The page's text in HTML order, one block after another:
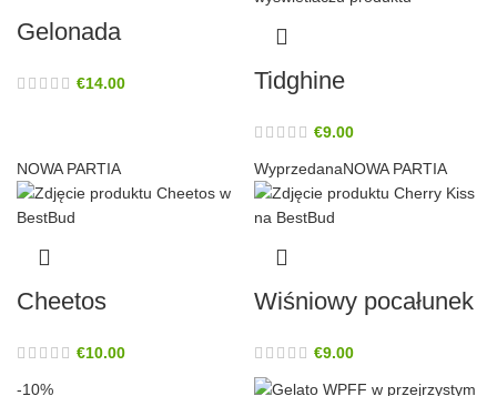
Gelonada
€14.00 Tidghine
€9.00
NOWA PARTIA
Cheetos
€10.00
WyprzedanaNOWA PARTIA
Wiśniowy pocałunek
€9.00
-10%